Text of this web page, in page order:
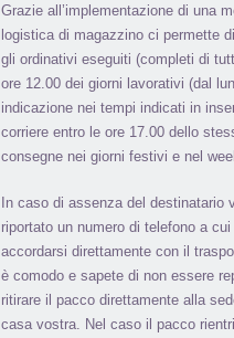
Grazie all’implementazione di una
logistica di magazzino ci permette
gli ordinativi eseguiti (completi di
ore 12.00 dei giorni lavorativi (dal
indicazione nei tempi indicati in
corriere entro le ore 17.00 dello
consegne nei giorni festivi e nel
In caso di assenza del
riportato un numero di telefono a
accordarsi direttamente con il
è comodo e sapete di non essere
ritirare il pacco direttamente alla
casa vostra. Nel caso il pacco